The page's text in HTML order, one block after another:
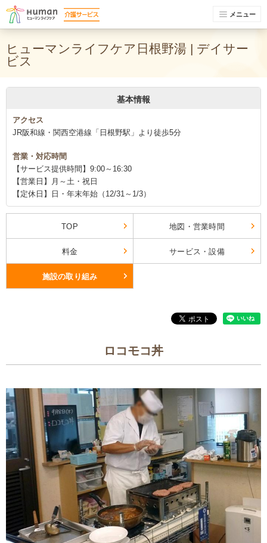
メニュー
ヒューマンライフケア日根野湯 | デイサー
ビス
基本情報
アクセス
JR阪和線・関西空港線「日根野駅」より徒歩5分
営業・対応時間
【サービス提供時間】9:00～16:30
【営業日】月～土・祝日
【定休日】日・年末年始（12/31～1/3）
TOP 地図・営業時間
料金 サービス・設備
施設の取り組み
ロコモコ丼